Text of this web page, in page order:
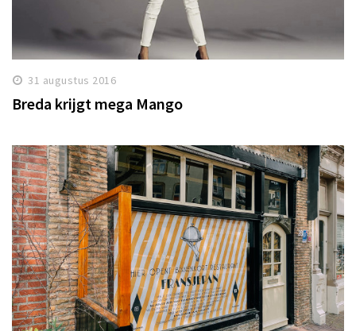
31 augustus 2016
Breda krijgt mega Mango